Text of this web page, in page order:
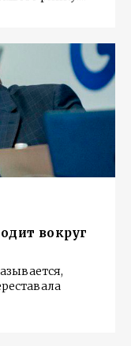
вокруг